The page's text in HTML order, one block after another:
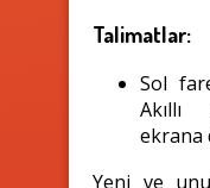
Talimatlar:
Sol
Akıllı
ekrana
Yeni ve